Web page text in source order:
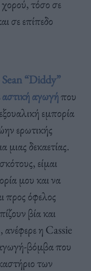
τόσο σε
σε επίπεδο
“Diddy”
αγωγήπου
εμπορία
ερωτικής
μιας δεκαετίας.
είμαι
μου και να
προς όφελος
βία και
ανέφερε η Cassie
βόμβα που
των